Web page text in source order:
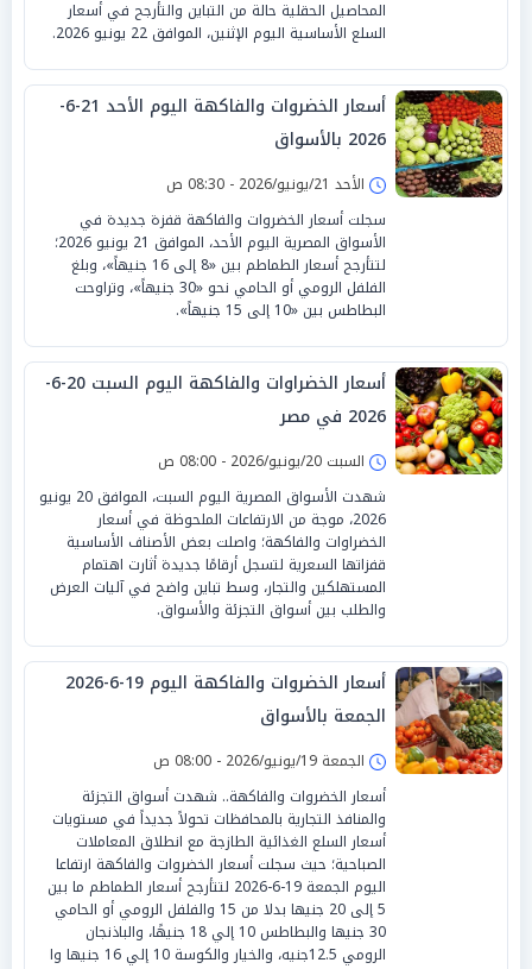
المحاصيل الحقلية حالة من التباين والتأرجح في أسعار
السلع الأساسية اليوم الإثنين، الموافق 22 يونيو 2026.
أسعار الخضروات والفاكهة اليوم الأحد 21-6-
2026 بالأسواق
الأحد 21/يونيو/2026 - 08:30 ص
سجلت أسعار الخضروات والفاكهة قفزة جديدة في
الأسواق المصرية اليوم الأحد، الموافق 21 يونيو 2026؛
لتتأرجح أسعار الطماطم بين «8 إلى 16 جنيهاً»، وبلغ
الفلفل الرومي أو الحامي نحو «30 جنيهاً»، وتراوحت
البطاطس بين «10 إلى 15 جنيهاً».
أسعار الخضراوات والفاكهة اليوم السبت 20-6-
2026 في مصر
السبت 20/يونيو/2026 - 08:00 ص
شهدت الأسواق المصرية اليوم السبت، الموافق 20 يونيو
2026، موجة من الارتفاعات الملحوظة في أسعار
الخضراوات والفاكهة؛ واصلت بعض الأصناف الأساسية
قفزاتها السعرية لتسجل أرقامًا جديدة أثارت اهتمام
المستهلكين والتجار، وسط تباين واضح في آليات العرض
والطلب بين أسواق التجزئة والأسواق.
أسعار الخضروات والفاكهة اليوم 19-6-2026
الجمعة بالأسواق
الجمعة 19/يونيو/2026 - 08:00 ص
أسعار الخضروات والفاكهة.. شهدت أسواق التجزئة
والمنافذ التجارية بالمحافظات تحولاً جديداً في مستويات
أسعار السلع الغذائية الطازجة مع انطلاق المعاملات
الصباحية؛ حيث سجلت أسعار الخضروات والفاكهة ارتفاعا
اليوم الجمعة 19-6-2026 لتتأرجح أسعار الطماطم ما بين
5 إلى 20 جنيها بدلا من 15 والفلفل الرومي أو الحامي
30 جنيها والبطاطس 10 إلي 18 جنيهًا، والباذنجان
الرومي 12.5جنيه، والخيار والكوسة 10 إلي 16 جنيها وا